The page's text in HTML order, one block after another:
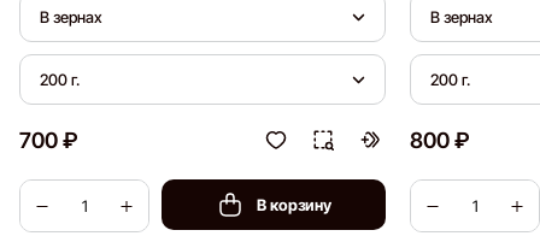
В зернах
200 г.
700 ₽
В корзину
В зернах
200 г.
800 ₽